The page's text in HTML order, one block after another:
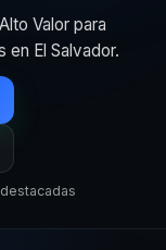
Valor para
El Salvador.